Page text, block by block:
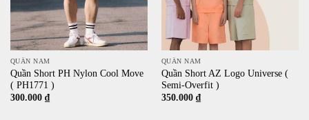
QUẦN NAM
Quần Short PH Nylon Cool Move
( PH1771 )
300.000 ₫
QUẦN NAM
Quần Short AZ Logo Universe (
Semi-Overfit )
350.000 ₫